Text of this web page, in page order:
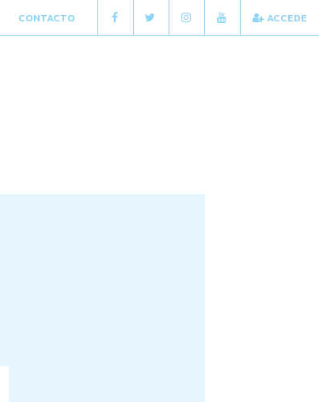
CONTACTO ACCEDE